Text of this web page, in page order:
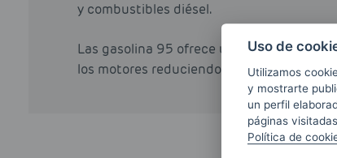
y combustibles diésel.
Las gasolina 95 ofrece un mejor
los motores reduciendo las cantidades
Uso de
Utilizamos
y mostrarte
un perfil
páginas
Política de